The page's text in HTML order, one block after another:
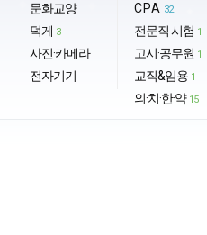
문화교양
덕게 3
사진·카메라
전자기기
CPA 32
전문직 시험 1
고시·공무원 1
교직&임용 1
의·치·한·약 15